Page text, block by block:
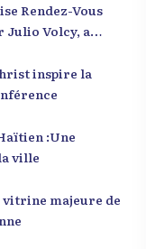
Rendez-Vous
Julio Volcy, a
une conférence
Menm Tou ».
d’échanger et
centrées
« Jenès la
inspire la
ville
vitrine majeure de